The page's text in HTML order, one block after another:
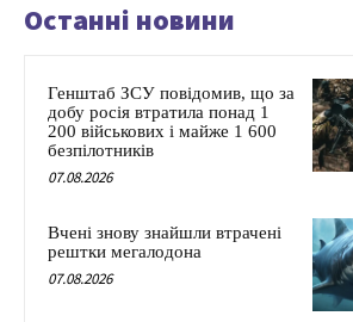
Останні новини
Генштаб ЗСУ повідомив, що за
добу росія втратила понад 1
200 військових і майже 1 600
безпілотників
07.08.2026
Вчені знову знайшли втрачені
рештки мегалодона
07.08.2026